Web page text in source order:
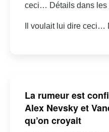
ceci… Détails dans les
Il voulait lui dire ceci…
La rumeur est
Alex Nevsky et
qu’on croyait